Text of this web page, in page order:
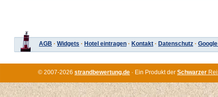
AGB · Widgets · Hotel eintragen · Kontakt · Datenschutz ·
© 2007-2026 strandbewertung.de · Ein Produkt der Schwarzer